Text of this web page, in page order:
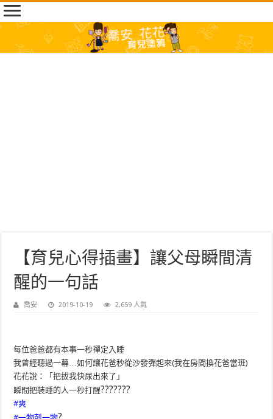
【育兒心得插畫】讓父母瞬間清
醒的一句話
喬安 2019-10-19 2,659 人氣
每位爸爸都有本事一秒禪定入睡
我曾經聽過一幕…如何讓花爸秒從沙發彈起來(我在房間換花爸當班)
花花說：「把拔我快尿出來了」
瞬間把裝睡的人一秒打醒???????
#爽
?